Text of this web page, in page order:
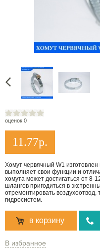
оценок 0
11.77р.
Хомут червячный W1
выполняет свои функции и
хомута может достигаться от
шлангов пригодиться в
отремонтировать
гидросистем.
в корзину
В избранное